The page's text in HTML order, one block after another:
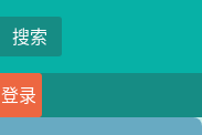
搜索
登录